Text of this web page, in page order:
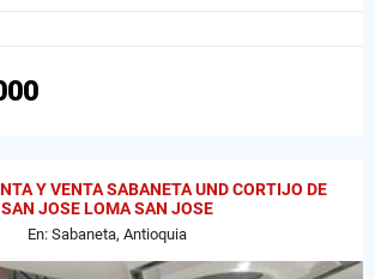
Y VENTA SABANETA UND CORTIJO DE
SAN JOSE LOMA SAN JOSE
En: Sabaneta, Antioquia